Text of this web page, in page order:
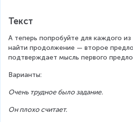
Текст
А теперь попробуйте для каждого
найти продолжение — второе
подтверждает мысль первого
Варианты:
Очень трудное было задание.
Он плохо считает.